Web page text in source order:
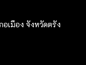
เมือง จังหวัดตรัง